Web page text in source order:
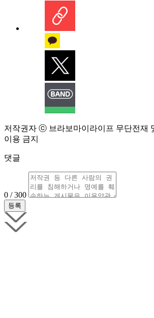
저작권자 ⓒ 브라보마이라이프 무단전재
이용 금지
댓글
0 / 300